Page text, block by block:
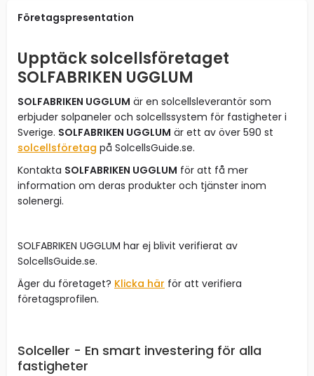
Företagspresentation
Upptäck solcellsföretaget
SOLFABRIKEN UGGLUM
SOLFABRIKEN UGGLUM är en solcellsleverantör som
erbjuder solpaneler och solcellssystem för fastigheter i
Sverige. SOLFABRIKEN UGGLUM är ett av över 590 st
solcellsföretag på SolcellsGuide.se.
Kontakta SOLFABRIKEN UGGLUM för att få mer
information om deras produkter och tjänster inom
solenergi.
SOLFABRIKEN UGGLUM har ej blivit verifierat av
SolcellsGuide.se.
Äger du företaget? Klicka här för att verifiera
företagsprofilen.
Solceller - En smart investering för alla
fastigheter